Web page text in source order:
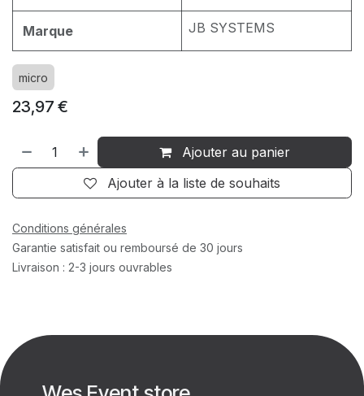
Marque JB SYSTEMS
micro
23,97 €
Ajouter au panier
Ajouter à la liste de souhaits
Conditions générales
Garantie satisfait ou remboursé de 30 jours
Livraison : 2-3 jours ouvrables